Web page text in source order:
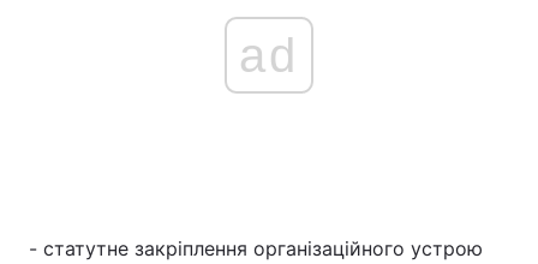
ad
- статутне закріплення організаційного устрою